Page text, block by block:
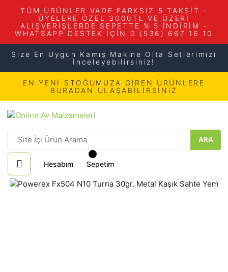
TÜM ÜRÜNLER VADE FARKSIZ 5 TAKSİT -
ÜYELERE ÖZEL 3000TL VE ÜZERİ
ALIŞVERİŞLERDE SEPETTE % 5 İNDİRİM -
WHATSAPP DESTEK İÇİN 0 (536) 667 16 10
Size En Uygun Kamış Makine Olta Setlerimizi
İnceleyebilirsiniz!
EN YENİ STOĞUMUZA GİREN ÜRÜNLERE
BURADAN ULAŞABİLİRSİNİZ
ARA
Hesabım Sepetim